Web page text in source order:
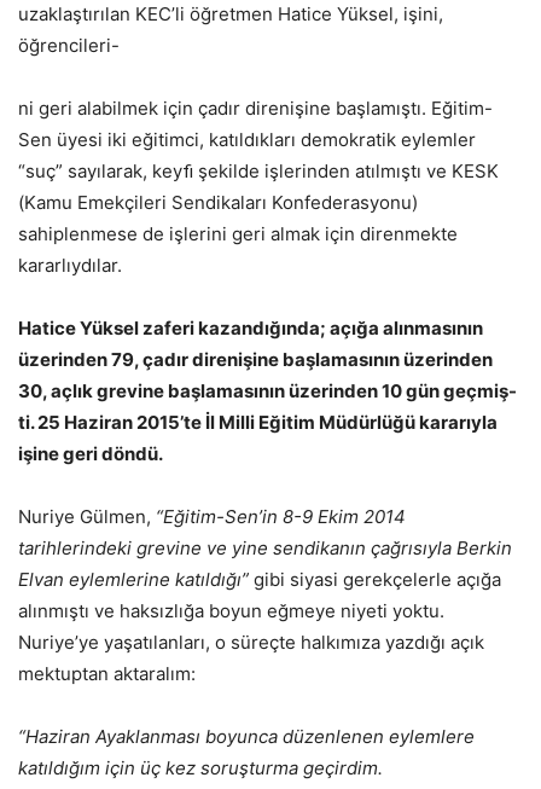
uzaklaştırılan KEC’li öğretmen Hatice Yüksel, işini,
öğrencileri-
ni geri alabilmek için çadır direnişine başlamıştı. Eğitim-
Sen üyesi iki eğitimci, katıldıkları demokratik eylemler
“suç” sayılarak, keyﬁ şekilde işlerinden atılmıştı ve KESK
(Kamu Emekçileri Sendikaları Konfederasyonu)
sahiplenmese de işlerini geri almak için direnmekte
kararlıydılar.
Hatice Yüksel zaferi kazandığında; açığa alınmasının
üzerinden 79, çadır direnişine başlamasının üzerinden
30, açlık grevine başlamasının üzerinden 10 gün geçmiş-
ti. 25 Haziran 2015’te İl Milli Eğitim Müdürlüğü kararıyla
işine geri döndü.
Nuriye Gülmen, “Eğitim-Sen’in 8-9 Ekim 2014
tarihlerindeki grevine ve yine sendikanın çağrısıyla Berkin
Elvan eylemlerine katıldığı” gibi siyasi gerekçelerle açığa
alınmıştı ve haksızlığa boyun eğmeye niyeti yoktu.
Nuriye’ye yaşatılanları, o süreçte halkımıza yazdığı açık
mektuptan aktaralım:
“Haziran Ayaklanması boyunca düzenlenen eylemlere
katıldığım için üç kez soruşturma geçirdim.